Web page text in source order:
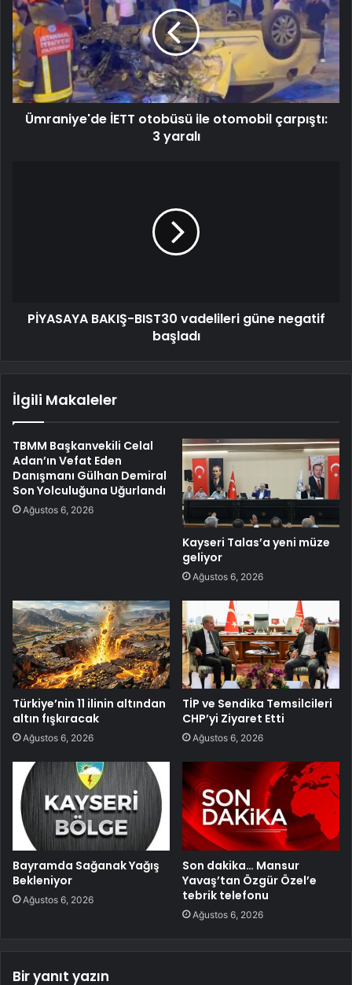
Ümraniye'de İETT otobüsü ile otomobil çarpıştı:
3 yaralı
PİYASAYA BAKIŞ-BIST30 vadelileri güne negatif
başladı
İlgili Makaleler
TBMM Başkanvekili Celal
Adan’ın Vefat Eden
Danışmanı Gülhan Demiral
Son Yolculuğuna Uğurlandı
Ağustos 6, 2026
Kayseri Talas’a yeni müze
geliyor
Ağustos 6, 2026
Türkiye’nin 11 ilinin altından
altın fışkıracak
Ağustos 6, 2026
TİP ve Sendika Temsilcileri
CHP’yi Ziyaret Etti
Ağustos 6, 2026
Bayramda Sağanak Yağış
Bekleniyor
Ağustos 6, 2026
Son dakika… Mansur
Yavaş’tan Özgür Özel’e
tebrik telefonu
Ağustos 6, 2026
Bir yanıt yazın